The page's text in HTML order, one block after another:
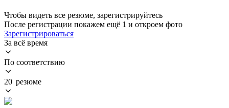
Чтобы видеть все резюме, зарегистрируйтесь
После регистрации покажем ещё 1 и откроем фото
Зарегистрироваться
За всё время
По соответствию
20 резюме